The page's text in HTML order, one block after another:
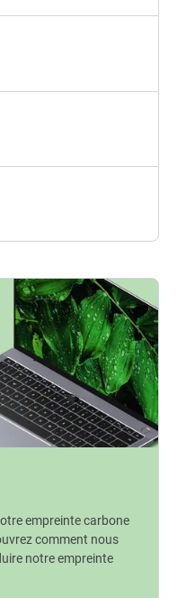
empreinte carbone
comment nous
notre empreinte